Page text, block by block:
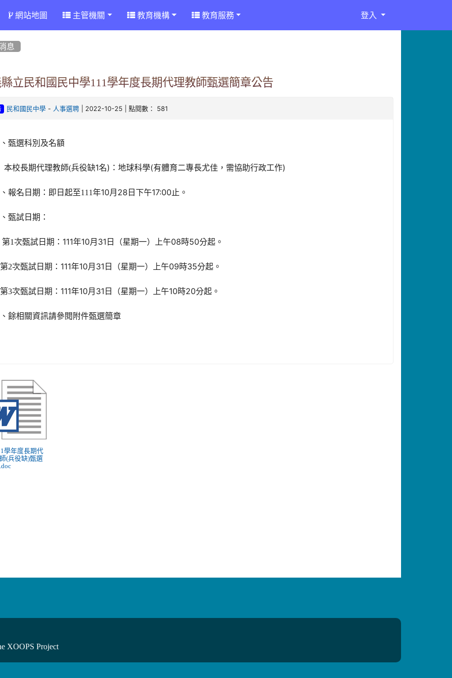
網站地圖 主管機關 教育機構 教育服務 登入
息
立民和國民中學111學年度長期代理教師甄選簡章公告
民和國民中學 - 人事選聘 | 2022-10-25 | 點閱數： 581
甄選科別及名額
校長期代理教師(兵役缺1名)：地球科學(有體育二專長尤佳，需協助行政工作)
報名日期：即日起至111年10月28日下午17:00止。
甄試日期：
1次甄試日期：111年10月31日（星期一）上午08時50分起。
2次甄試日期：111年10月31日（星期一）上午09時35分起。
3次甄試日期：111年10月31日（星期一）上午10時20分起。
餘相關資訊請參閱附件甄選簡章
學年度長期代
(兵役缺)甄選
XOOPS Project